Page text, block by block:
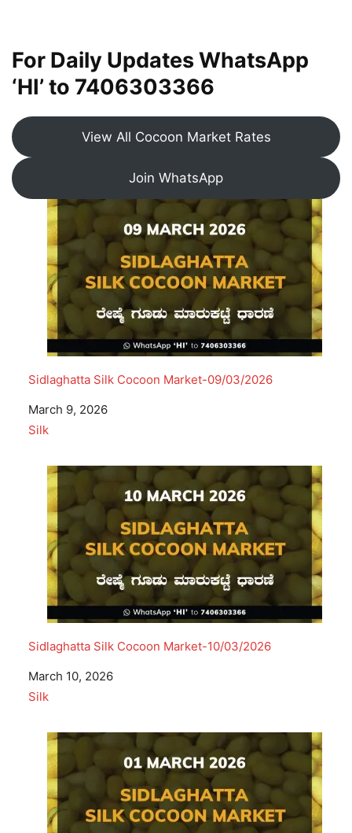
For Daily Updates WhatsApp
‘HI’ to 7406303366
View All Cocoon Market Rates
Join WhatsApp
Sidlaghatta Silk Cocoon Market-09/03/2026
Date
March 9, 2026
In relation to
Silk
Sidlaghatta Silk Cocoon Market-10/03/2026
Date
March 10, 2026
In relation to
Silk